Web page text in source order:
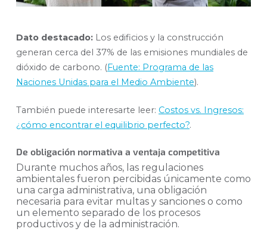
Dato destacado: Los edificios y la construcción
generan cerca del 37% de las emisiones mundiales de
dióxido de carbono. (Fuente: Programa de las
Naciones Unidas para el Medio Ambiente).
También puede interesarte leer: Costos vs. Ingresos:
¿cómo encontrar el equilibrio perfecto?.
De obligación normativa a ventaja competitiva
Durante muchos años, las regulaciones
ambientales fueron percibidas únicamente como
una carga administrativa, una obligación
necesaria para evitar multas y sanciones o como
un elemento separado de los procesos
productivos y de la administración.